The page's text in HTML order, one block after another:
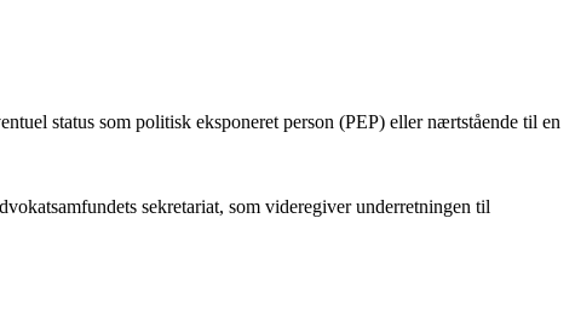
status som politisk eksponeret person (PEP) eller nærtstående til en
sekretariat, som videregiver underretningen til